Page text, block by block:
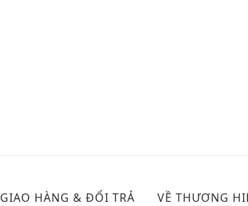
GIAO HÀNG & ĐỔI TRẢ VỀ THƯƠNG